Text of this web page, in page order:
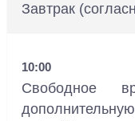
Завтрак
10:00
Свободное